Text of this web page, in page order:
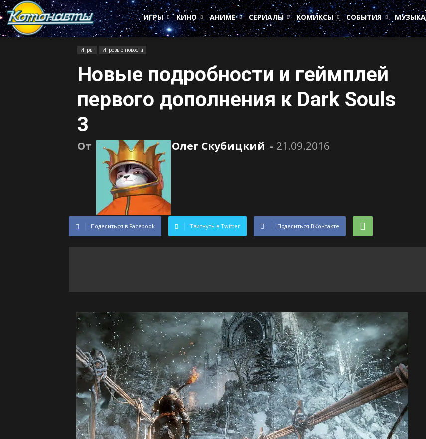
Котонавты
ИГРЫ
КИНО АНИМЕ СЕРИАЛЫ КОМИКСЫ СОБЫТИЯ МУЗЫКА
Игры Игровые новости
Новые подробности и геймплей
первого дополнения к Dark Souls
3
От Олег Скубицкий - 21.09.2016
Поделиться в Facebook Твитнуть в Twitter Поделиться ВКонтакте